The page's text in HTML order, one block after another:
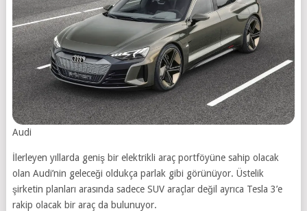
Audi
İlerleyen yıllarda geniş bir elektrikli araç portföyüne sahip olacak
olan Audi’nin geleceği oldukça parlak gibi görünüyor. Üstelik
şirketin planları arasında sadece SUV araçlar değil ayrıca Tesla 3’e
rakip olacak bir araç da bulunuyor.